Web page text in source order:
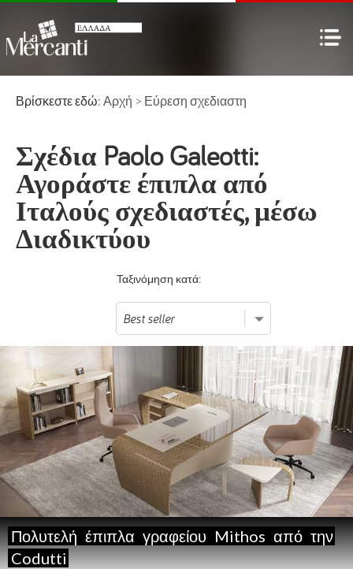
Βρίσκεστε εδώ: Αρχή > Εύρεση σχεδιαστη
Σχέδια Paolo Galeotti:
Αγοράστε έπιπλα από
Ιταλούς σχεδιαστές, μέσω
Διαδικτύου
Ταξινόμηση κατά:
Πολυτελή έπιπλα γραφείου Mithos από την
Codutti